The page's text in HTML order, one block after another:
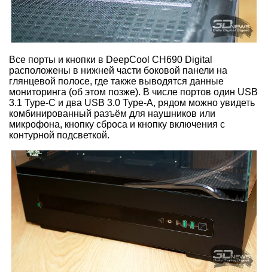
Все порты и кнопки в DeepCool CH690 Digital
расположены в нижней части боковой панели на
глянцевой полосе, где также выводятся данные
мониторинга (об этом позже). В числе портов один USB
3.1 Type-C и два USB 3.0 Type-A, рядом можно увидеть
комбинированный разъём для наушников или
микрофона, кнопку сброса и кнопку включения с
контурной подсветкой.